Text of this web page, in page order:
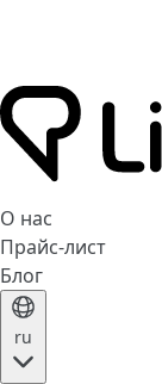
О нас
Прайс-лист
Блог
ru